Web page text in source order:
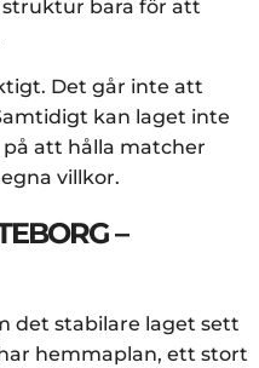
bara för att
Det går inte att
kan laget inte
på att hålla matcher
villkor.
–
det stabilare laget sett
hemmaplan, ett stort